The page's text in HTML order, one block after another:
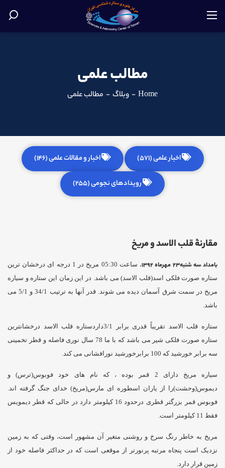
مطالب علمی
Home
- وبلاگ - مطالب علمی
اخبار علمی (571) اخبار و مقالات علمی (146)
رویدادهای نجومی (255)
مقارنۀ قلب الاسد و مریخ
بامداد سه شنبه23 مهرماه 1392
، ساعت 05:30 مریخ در 1 درجه ای درخشان ترین
ستاره صورت فلکی اسد(قلب الاسد) می باشد. در این زمان این ستاره و سیاره
مریخ در سمت شرق آسمان دیده می شوند. قدر آنها به ترتیب 34/1 و 5/1 می
باشد.
ستاره قلب الاسد تقریباً قدری برابر 3/1داردستاره قلب الاسد درخشانترین
ستاره صورت فلکی شیر می باشد که با ما 78 سال نوری فاصله و قطر تخمینی
سه برابر خورشید که 100 برابرخورشید نورافشانی می کند.
سیاره مریخ دارای 2 قمر بوده ، که نام های خود فوبوس(ترس) و
دیموس(وحشت)را از یاران اسطوره ای مارس(مریخ) خدای جنگ گرفته اند.
فوبوس قمر بزرگتر قطری درحدود 16 کیلومتر دارد در حالی که قطر دیمویس
فقط 11 کیلومتر است.
مریخ به خاطر رنگ سرخ و روشنی متغیر آن مشهور است، وقتی که به زمین
نزدیک است پنجاه مرتبه پرنورتر از موقعی است که در حداکثر فاصله خود از
زمین قرار دارد.